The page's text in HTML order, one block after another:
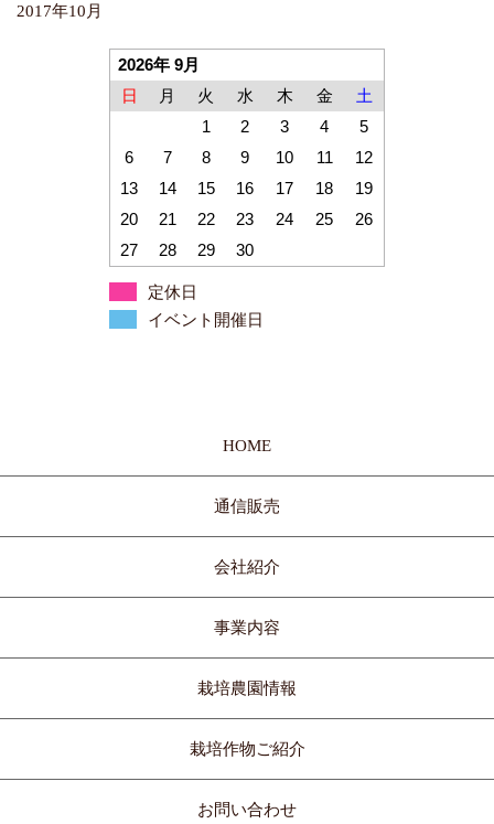
2017年10月
2026年 9月
日
月 火 水 木 金
土
1
2 3 4
5
6
7 8 9 10 11
12
13
14 15 16 17 18
19
20
21 22 23 24 25
26
27
28 29 30
定休日
イベント開催日
HOME
通信販売
会社紹介
事業内容
栽培農園情報
栽培作物ご紹介
お問い合わせ